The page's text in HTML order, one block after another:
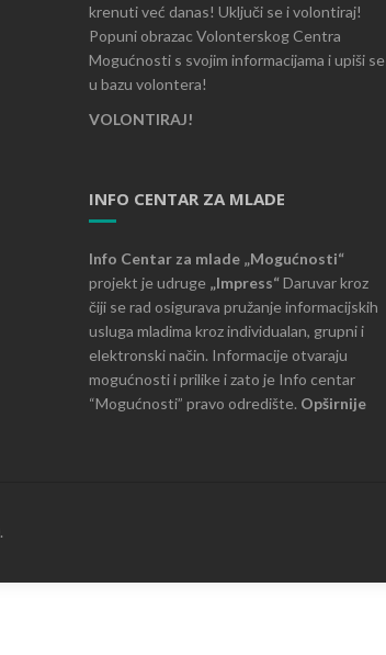
krenuti već danas! Uključi se i volontiraj!
Popuni obrazac Volonterskog Centra
Mogućnosti s svojim informacijama i upiši se
u bazu volontera!
VOLONTIRAJ!
INFO CENTAR ZA MLADE
Info Centar za mlade „Mogućnosti“
projekt je udruge „Impress“Daruvar kroz
čiji se rad osigurava pružanje informacijskih
usluga mladima kroz individualan, grupni i
elektronski način. Informacije otvaraju
mogućnosti i prilike i zato je Info centar
“Mogućnosti” pravo odredište. Opširnije